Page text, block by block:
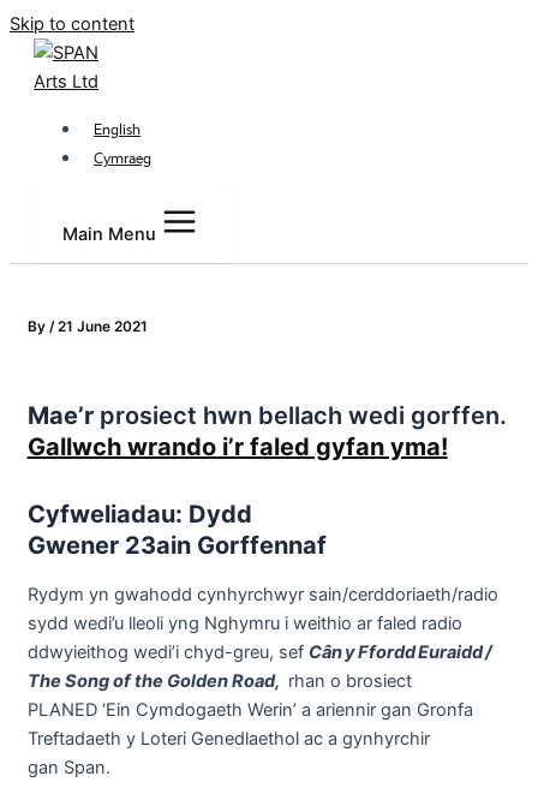
Skip to content
English
Cymraeg
Main Menu
By /21 June 2021
Mae’r prosiect hwn bellach wedi gorffen.
Gallwch wrando i’r faled gyfan yma!
Cyfweliadau: Dydd
Gwener 23ain Gorffennaf
Rydym yn gwahodd cynhyrchwyr sain/cerddoriaeth/radio
sydd wedi’u lleoli yng Nghymru i weithio ar faled radio
ddwyieithog wedi’i chyd-greu, sef Cân y Ffordd Euraidd /
The Song of the Golden Road, rhan o brosiect
PLANED ‘Ein Cymdogaeth Werin’ a ariennir gan Gronfa
Treftadaeth y Loteri Genedlaethol ac a gynhyrchir
gan Span.